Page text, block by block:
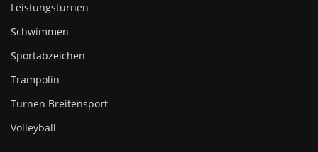
Leistungsturnen
Schwimmen
Sportabzeichen
Trampolin
Turnen Breitensport
Volleyball